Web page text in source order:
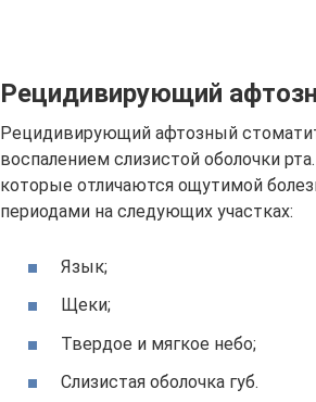
Рецидивирующий
Рецидивирующий афтозный
воспалением слизистой оболочки
которые отличаются ощутимой
периодами на следующих участках:
Язык;
Щеки;
Твердое и мягкое небо;
Слизистая оболочка губ.